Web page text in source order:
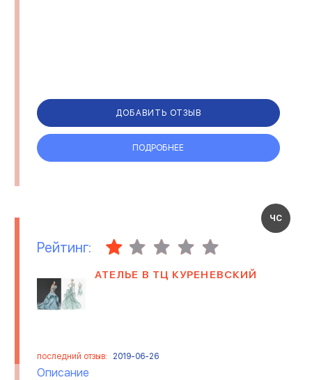
ДОБАВИТЬ ОТЗЫВ
ПОДРОБНЕЕ
ЧС
Рейтинг:
АТЕЛЬЕ В ТЦ КУРЕНЕВСКИЙ
последний отзыв: 2019-06-26
Описание